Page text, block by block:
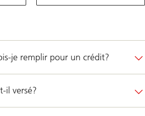
je remplir pour un crédit?
il versé?